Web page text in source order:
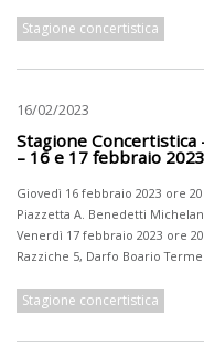
Stagione concertistica
16/02/2023
Stagione Concertistica
– 16 e 17 febbraio 2023
Giovedì 16 febbraio 2023 ore
Piazzetta A. Benedetti
Venerdì 17 febbraio 2023 ore
Razziche 5, Darfo Boario Terme
Stagione concertistica